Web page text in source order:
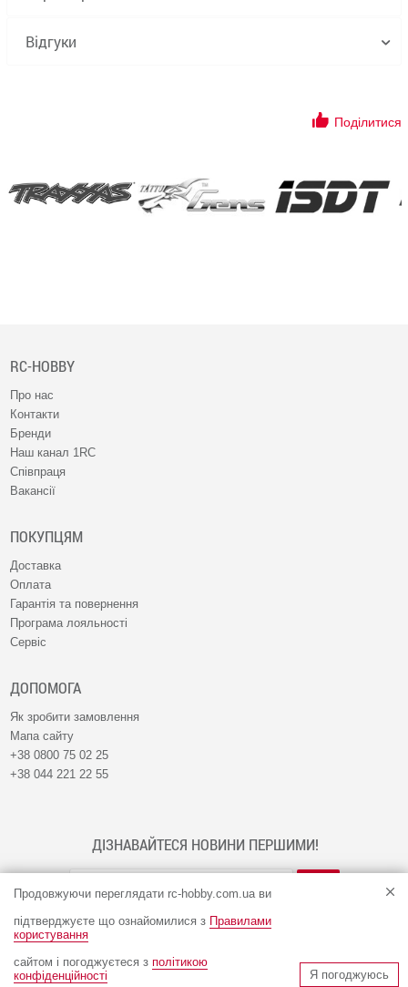
Продовжуючи переглядати rc-hobby.com.ua ви
підтверджуєте що ознайомилися з Правилами
користування
сайтом і погоджуєтеся з політикою
конфіденційності
Я погоджуюсь
Відгуки
Поділитися
RC-HOBBY
Про нас
Контакти
Бренди
Наш канал 1RC
Співпраця
Вакансії
ПОКУПЦЯМ
Доставка
Оплата
Гарантія та повернення
Програма лояльності
Сервіс
ДОПОМОГА
Як зробити замовлення
Мапа сайту
+38 0800 75 02 25
+38 044 221 22 55
ДІЗНАВАЙТЕСЯ НОВИНИ ПЕРШИМИ!
© Інтернет-магазин RC-HOBBY 2009 - 2026